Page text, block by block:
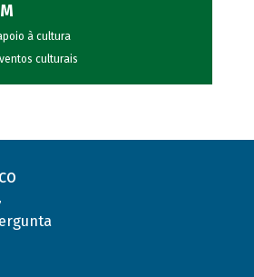
à cultura
culturais